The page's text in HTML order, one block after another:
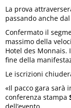
La prova
passando anche
Confermato il
massimo della
Hotel des
fine della
Le iscrizioni
«Il pacco gara sarà
conferenza stampa